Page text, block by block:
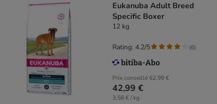
Eukanuba Adult Breed
Specific Boxer
12 kg
Prix conseillé 62,99 €
42,99 €
3,58 € / kg
Rating: 4.2/5 (6)